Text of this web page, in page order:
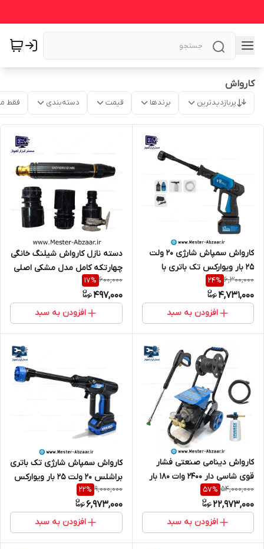
کارواش
پربازدیدترین برندها قیمت دسته‌بندی فقط
کارواش سمپاش شارژی 20 ولت
25 بار ویوارکس تک باتری با
VR2425V2-PW
6,300,000
24%
4,731,000
افزودن به سبد
دسته نازل کارواش شیلنگ خانگی
چهارتکه کامل مدل مشکی اصلی
LH GAOYASHUIQIANG JET
600,000
17%
497,000
افزودن به سبد
کارواش دینامی صنعتی فشار
قوی شاسی دار 2400 وات 180 بار
ویوارکس گارانتی یک ساله مدل
VIVAREX VR7180-PW
54,000,000
57%
22,973,000
افزودن به سبد
کارواش سمپاش شارژی تک باتری
براشلس 20 ولت 25 بار ویوارکس
VR2025-PW
9,000,000
22%
6,973,000
افزودن به سبد